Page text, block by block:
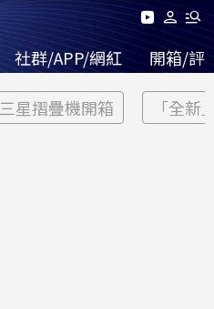
社群/APP/網紅 開箱/評
三星摺疊機開箱 「全新